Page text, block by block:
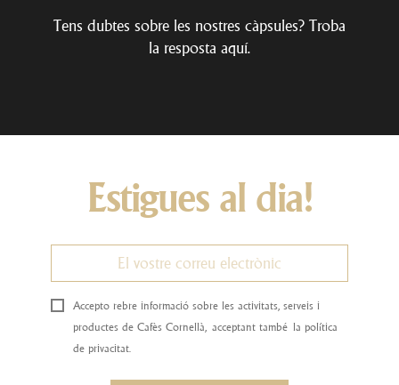
Tens dubtes sobre les nostres càpsules? Troba
la resposta aquí.
Estigues al dia!
Accepto rebre informació sobre les activitats, serveis i
productes de Cafès Cornellà, acceptant també la política
de privacitat.